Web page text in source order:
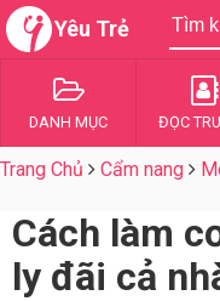
Yêu Trẻ
DANH MỤC ĐỌC
Trang Chủ Cẩm nang
Cách làm
ly đãi cả